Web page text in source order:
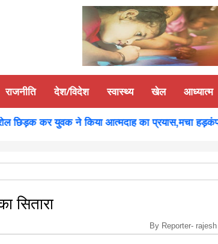
राजनीति देश/विदेश स्वास्थ्य खेल आध्यात्म
कर युवक ने किया आत्मदाह का प्रयास,मचा
सितारा
By Reporter-